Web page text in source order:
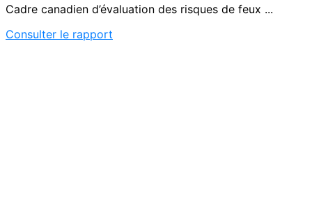
Cadre canadien d’évaluation des risques de feux ...
Consulter le rapport